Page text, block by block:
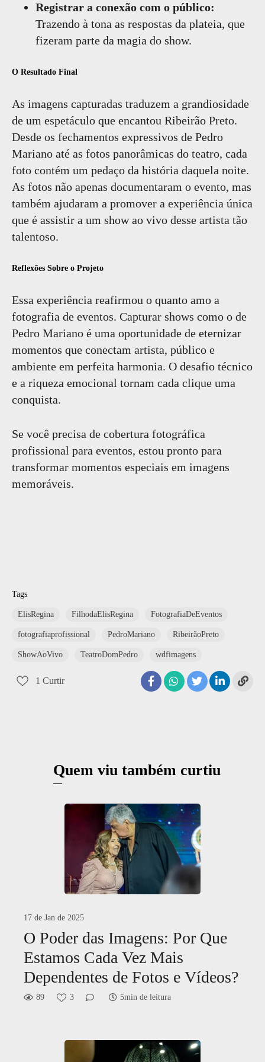
Registrar a conexão com o público:
Trazendo à tona as respostas da plateia, que
fizeram parte da magia do show.
O Resultado Final
As imagens capturadas traduzem a grandiosidade
de um espetáculo que encantou Ribeirão Preto.
Desde os fechamentos expressivos de Pedro
Mariano até as fotos panorâmicas do teatro, cada
foto contém um pedaço da história daquela noite.
As fotos não apenas documentaram o evento, mas
também ajudaram a promover a experiência única
que é assistir a um show ao vivo desse artista tão
talentoso.
Reflexões Sobre o Projeto
Essa experiência reafirmou o quanto amo a
fotografia de eventos. Capturar shows como o de
Pedro Mariano é uma oportunidade de eternizar
momentos que conectam artista, público e
ambiente em perfeita harmonia. O desafio técnico
e a riqueza emocional tornam cada clique uma
conquista.
Se você precisa de cobertura fotográfica
profissional para eventos, estou pronto para
transformar momentos especiais em imagens
memoráveis.
Tags
ElisRegina FilhodaElisRegina FotografiaDeEventos
fotografiaprofissional PedroMariano RibeirãoPreto
ShowAoVivo TeatroDomPedro wdfimagens
1 Curtir
Quem viu também curtiu
17 de Jan de 2025
O Poder das Imagens: Por Que
Estamos Cada Vez Mais
Dependentes de Fotos e Vídeos?
89 3 5min de leitura